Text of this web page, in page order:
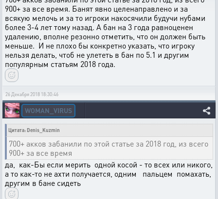
900+ за все время. Банят явно целенаправлено и за
всякую мелочь и за то игроки накосячили будучи нубами
более 3-4 лет тому назад. А бан на 3 года равноценен
удалению, вполне резонно отметить, что он должен быть
меньше. И не плохо бы конкретно указать, что игроку
нельзя делать, чтоб не улететь в бан по 5.1 и другим
популярным статьям 2018 года.
26 Декабря 2018 18:30:46
WOMAN_VIRUS
Цитата: Denis_Kuzmin
700+ акков забанили по этой статье за 2018 год, из всего
900+ за все время
да, как-Бы если мерить одной косой - то всех или никого,
а то как-то не ахти получается, одним пальцем помахать,
другим в бане сидеть